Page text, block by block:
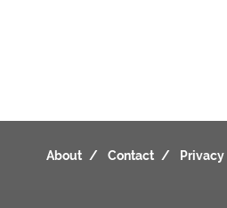
About Contact